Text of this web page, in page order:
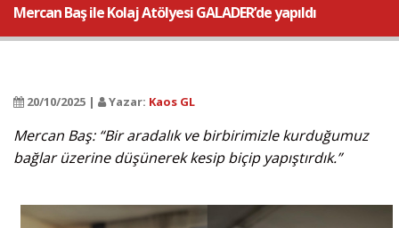
Mercan Baş ile Kolaj Atölyesi GALADER’de yapıldı
20/10/2025 | Yazar: Kaos GL
Mercan Baş: “Bir aradalık ve birbirimizle kurduğumuz
bağlar üzerine düşünerek kesip biçip yapıştırdık.”